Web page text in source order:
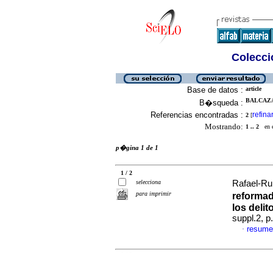
Base de datos : article
B�squeda :
Referencias encontradas : 2 [refinar
Mostrando: 1 .. 2 en
p�gina 1 de 1
1 / 2
selecciona
para imprimir
Rafael-
los
suppl.2,
·